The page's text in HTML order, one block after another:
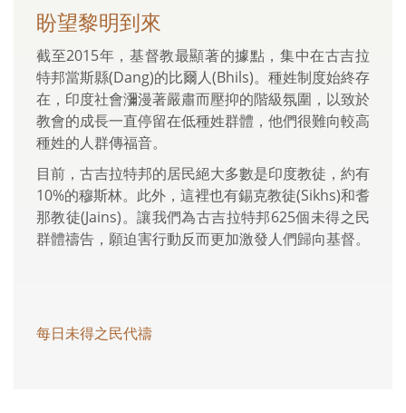
盼望黎明到來
截至2015年，基督教最顯著的據點，集中在古吉拉
特邦當斯縣(Dang)的比爾人(Bhils)。種姓制度始終存
在，印度社會瀰漫著嚴肅而壓抑的階級氛圍，以致於
教會的成長一直停留在低種姓群體，他們很難向較高
種姓的人群傳福音。
目前，古吉拉特邦的居民絕大多數是印度教徒，約有
10%的穆斯林。此外，這裡也有錫克教徒(Sikhs)和耆
那教徒(Jains)。讓我們為古吉拉特邦625個未得之民
群體禱告，願迫害行動反而更加激發人們歸向基督。
每日未得之民代禱